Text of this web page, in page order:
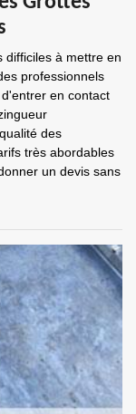
difficiles à mettre en
professionnels
en contact
des
très abordables
un devis sans